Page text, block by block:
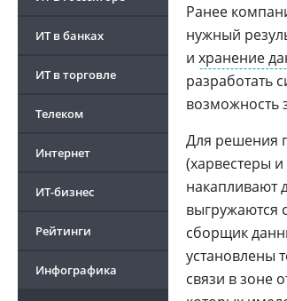
ИТ в банках
ИТ в торговле
Телеком
Интернет
ИТ-бизнес
Рейтинги
Инфографика
Ранее
нужный
и хранение
разработать
возможность
Для решения
(харвестеры
накапливают
выгружаются
сборщик
установлены
связи в зоне